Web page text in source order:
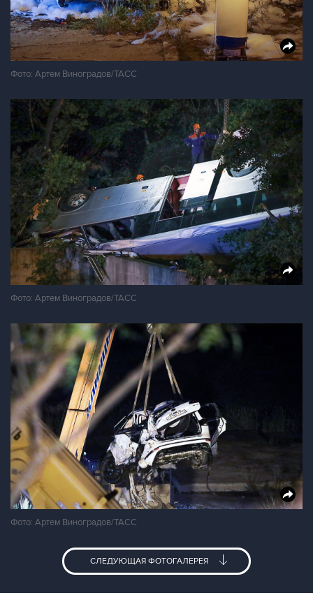
Фото: Артем Виноградов/ТАСС
Фото: Артем Виноградов/ТАСС
Фото: Артем Виноградов/ТАСС
СЛЕДУЮЩАЯ ФОТОГАЛЕРЕЯ